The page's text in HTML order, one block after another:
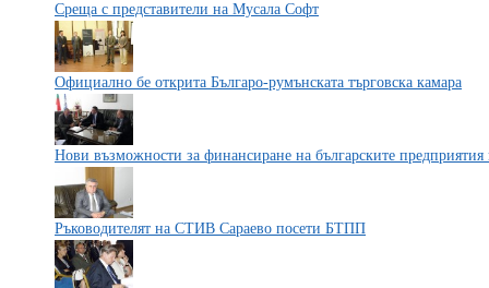
Среща с представители на Мусала Софт
Официално бе открита Българо-румънската търговска камара
Нови възможности за финансиране на българските
Ръководителят на СТИВ Сараево посети БТПП